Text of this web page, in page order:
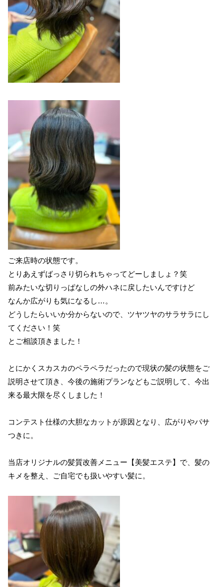
ご来店時の状態です。
とりあえずばっさり切られちゃってどーしましょ？笑
前みたいな切りっぱなしの外ハネに戻したいんですけど
なんか広がりも気になるし…。
どうしたらいいか分からないので、ツヤツヤのサラサラにし
てください！笑
とご相談頂きました！
とにかくスカスカのペラペラだったので現状の髪の状態をご
説明させて頂き、今後の施術プランなどもご説明して、今出
来る最大限を尽くしました！
コンテスト仕様の大胆なカットが原因となり、広がりやパサ
つきに。
当店オリジナルの髪質改善メニュー【美髪エステ】で、髪の
キメを整え、ご自宅でも扱いやすい髪に。